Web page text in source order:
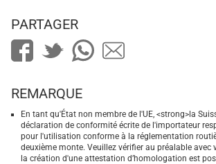
PARTAGER
REMARQUE
En tant qu'État non membre de l'UE, <strong>la
déclaration de conformité écrite de l'importateur
pour l'utilisation conforme à la réglementation
deuxième monte. Veuillez vérifier au préalable avec
la création d'une attestation d’homologation est